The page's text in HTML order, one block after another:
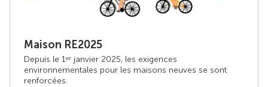
Maison RE2025
Depuis le 1er janvier 2025, les exigences
environnementales pour les maisons neuves se sont
renforcées.